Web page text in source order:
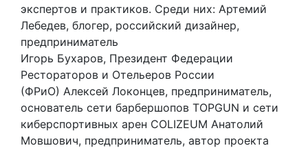
экспертов и практиков. Среди них: Артемий
Лебедев, блогер, российский дизайнер,
предприниматель
Игорь Бухаров, Президент Федерации
Рестораторов и Отельеров России
(ФРиО) Алексей Локонцев, предприниматель,
основатель сети барбершопов TOPGUN и сети
киберспортивных арен COLIZEUM Анатолий
Мовшович, предприниматель, автор проекта